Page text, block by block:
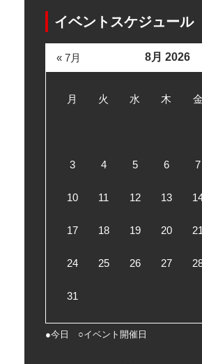
イベントスケジュール
8月 2026
月 火 水 木 金
3 4 5 6 7
10 11 12 13
17 18 19 20 21
24 25 26 27
31
« 7月
●今日 ○イベント開催日